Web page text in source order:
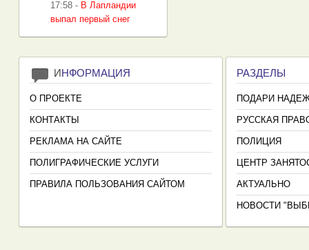
17:58 - В Лапландии
выпал первый снег
ИНФОРМАЦИЯ
О ПРОЕКТЕ
КОНТАКТЫ
РЕКЛАМА НА САЙТЕ
ПОЛИГРАФИЧЕСКИЕ УСЛУГИ
ПРАВИЛА ПОЛЬЗОВАНИЯ САЙТОМ
РАЗДЕЛЫ
ПОДАРИ
РУССКАЯ
ПОЛИЦИЯ
ЦЕНТР
АКТУАЛЬНО
НОВОСТИ